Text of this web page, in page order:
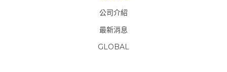
公司介紹
最新消息
GLOBAL